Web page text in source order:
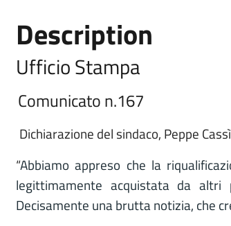
Description
Ufficio Stampa
Comunicato n.167
Dichiarazione del sindaco, Peppe Cassì
“Abbiamo appreso che la
legittimamente acquistata da
Decisamente una brutta notizia, che